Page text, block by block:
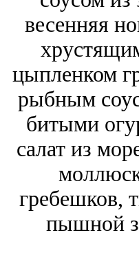
весенняя
цыпленком
рыбным
битыми
салат из
гребешков,
пышной